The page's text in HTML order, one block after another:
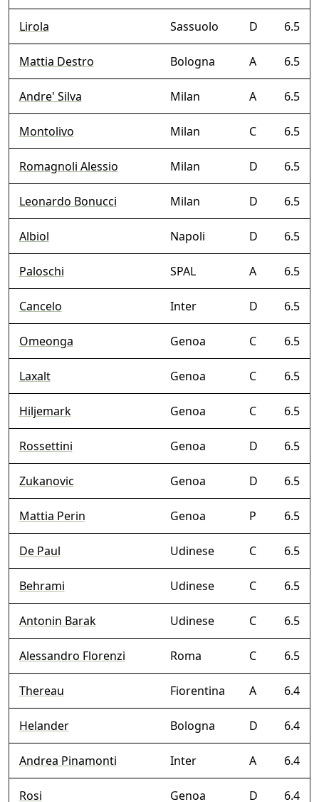
Lirola Sassuolo D 6.5
Mattia Destro Bologna A 6.5
Andre' Silva Milan A 6.5
Montolivo Milan C 6.5
Romagnoli Alessio Milan D 6.5
Leonardo Bonucci Milan D 6.5
Albiol Napoli D 6.5
Paloschi SPAL A 6.5
Cancelo Inter D 6.5
Omeonga Genoa C 6.5
Laxalt Genoa C 6.5
Hiljemark Genoa C 6.5
Rossettini Genoa D 6.5
Zukanovic Genoa D 6.5
Mattia Perin Genoa P 6.5
De Paul Udinese C 6.5
Behrami Udinese C 6.5
Antonin Barak Udinese C 6.5
Alessandro Florenzi Roma C 6.5
Thereau Fiorentina A 6.4
Helander Bologna D 6.4
Andrea Pinamonti Inter A 6.4
Rosi Genoa D 6.4